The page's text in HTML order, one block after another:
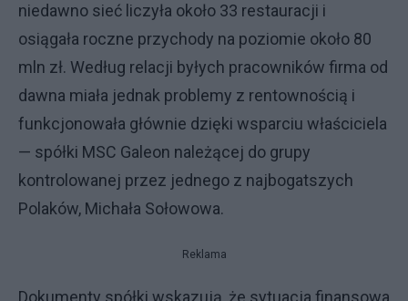
niedawno sieć liczyła około 33 restauracji i
osiągała roczne przychody na poziomie około 80
mln zł. Według relacji byłych pracowników firma od
dawna miała jednak problemy z rentownością i
funkcjonowała głównie dzięki wsparciu właściciela
— spółki MSC Galeon należącej do grupy
kontrolowanej przez jednego z najbogatszych
Polaków, Michała Sołowowa.
Reklama
Dokumenty spółki wskazują, że sytuacja finansowa